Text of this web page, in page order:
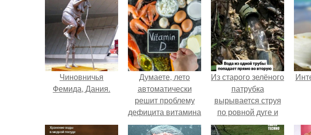
Чиновничья
Фемида, Дания.
Думаете, лето
автоматически
решит проблему
дефицита витамина
D?
Из старого зелёного
патрубка
вырывается струя
по ровной дуге и
точно попадает в